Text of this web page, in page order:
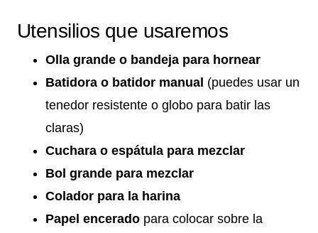
Utensilios que usaremos
Olla grande o bandeja para hornear
Batidora o batidor manual (puedes usar un
tenedor resistente o globo para batir las
claras)
Cuchara o espátula para mezclar
Bol grande para mezclar
Colador para la harina
Papel encerado para colocar sobre la